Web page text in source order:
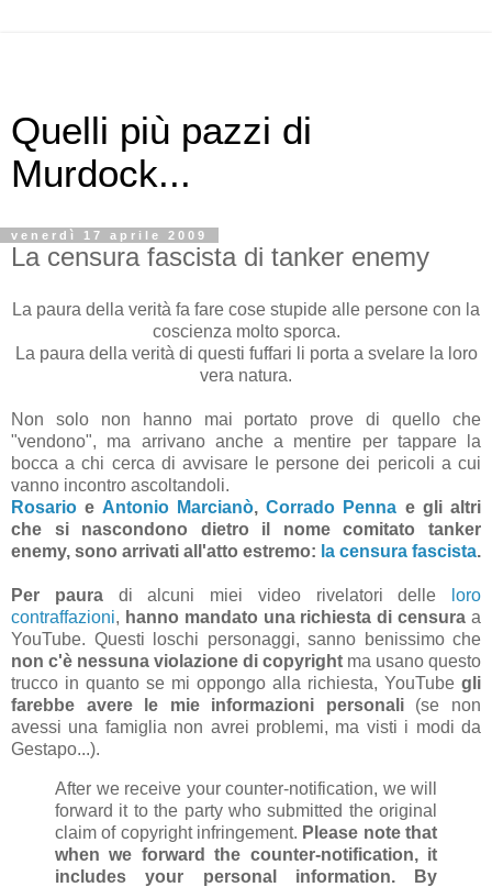
Quelli più pazzi di
Murdock...
venerdì 17 aprile 2009
La censura fascista di tanker enemy
La paura della verità fa fare cose stupide alle persone con la
coscienza molto sporca.
La paura della verità di questi fuffari li porta a svelare la loro
vera natura.
Non solo non hanno mai portato prove di quello che
"vendono", ma arrivano anche a mentire per tappare la
bocca a chi cerca di avvisare le persone dei pericoli a cui
vanno incontro ascoltandoli.
Rosario e Antonio Marcianò, Corrado Penna e gli altri
che si nascondono dietro il nome comitato tanker
enemy, sono arrivati all'atto estremo: la censura fascista.
Per pauradi alcuni miei video rivelatori delle
loro
contraffazioni, hanno mandato una richiesta di censura a
YouTube. Questi loschi personaggi, sanno benissimo che
non c'è nessuna violazione di copyright ma usano questo
trucco in quanto se mi oppongo alla richiesta, YouTube gli
farebbe avere le mie informazioni personali(se non
avessi una famiglia non avrei problemi, ma visti i modi da
Gestapo...).
After we receive your counter-notification, we will
forward it to the party who submitted the original
claim of copyright infringement. Please note that
when we forward the counter-notification, it
includes your personal information. By